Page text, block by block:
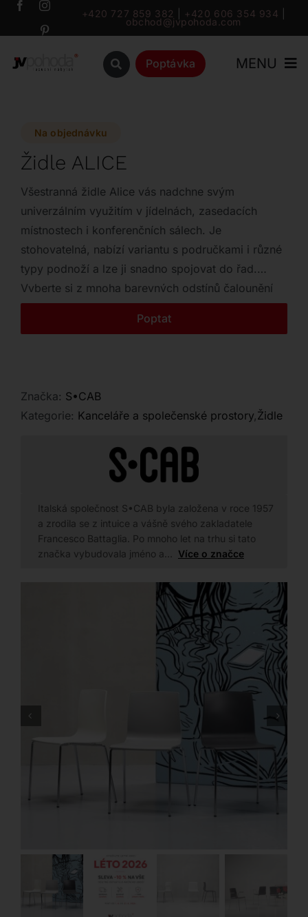
Přeskočit
+420 727 859 382 +420 606 354 934
obchod@jvpohoda.com
Poptávka MENU
Katalog
Značky
Outlet
Kontakt
Na objednávku
Židle ALICE
Všestranná židle Alice vás nadchne svým
univerzálním využitím v jídelnách, zasedacích
místnostech i konferenčních sálech. Je
stohovatelná, nabízí variantu s područkami i různé
typy podnoží a lze ji snadno spojovat do řad.
Vyberte si z mnoha barevných odstínů čalounění
nebo odolného technopolymeru přesně podle
Poptat
Značka: S•CAB
Kategorie: Kanceláře a společenské prostory,Židle
Italská společnost S•CAB byla založena v roce 1957
a zrodila se z intuice a vášně svého zakladatele
Francesco Battaglia. Po mnoho let na trhu si tato
značka vybudovala jméno a… Více o značce